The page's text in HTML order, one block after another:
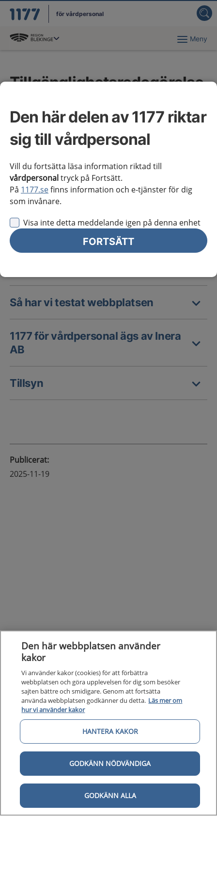
Den här delen av 1177 riktar
sig till vårdpersonal
Vill du fortsätta läsa information riktad till
vårdpersonaltryck på Fortsätt.
På 1177.sefinns information och e-tjänster för dig
som invånare.
Visa inte detta meddelande igen på denna enhet
FORTSÄTT
för vårdpersonal
Du har valt region Meny
Tillgänglighetsredogörelse
Vi vill att alla ska kunna använda 1177 för
vårdpersonal. Det gäller även dig som använder
olika hjälpmedel för att ta del av innehållet. Här
finns information om de brister som vi känner till
och arbetar med att åtgärda.
För att lämna synpunkter för sådant som inte
fungerar för dig kan du kontakta
Hur tillgänglig är webbplatsen?
Så har vi testat webbplatsen
1177 för vårdpersonal ägs av Inera
AB
Tillsyn
Publicerat:
2025-11-19
Om 1177 för vårdpersonal Om
Digital tillgänglighet Digital
Den här webbplatsen använder
kakor
Vi använder kakor (cookies) för att förbättra
webbplatsen och göra upplevelsen för dig som besöker
sajten bättre och smidigare. Genom att fortsätta
använda webbplatsen godkänner du detta. Läs mer om
hur vi använder kakor
HANTERA KAKOR
GODKÄNN NÖDVÄNDIGA
GODKÄNN ALLA